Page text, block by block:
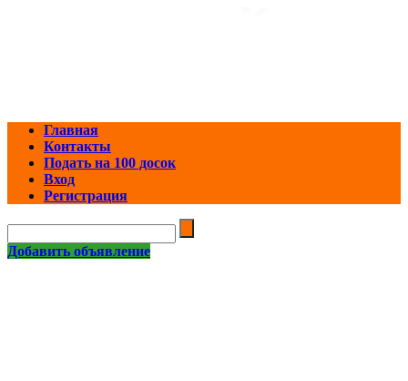
Главная
Контакты
Подать на 100 досок
Вход
Регистрация
Добавить объявление